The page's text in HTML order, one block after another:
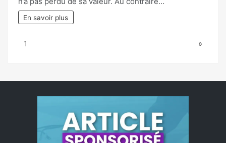
En savoir plus
Page:
1 Next
»